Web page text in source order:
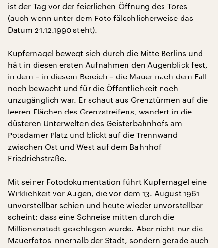
ist der Tag vor der feierlichen Öffnung des Tores
(auch wenn unter dem Foto fälschlicherweise das
Datum 21.12.1990 steht).
Kupfernagel bewegt sich durch die Mitte Berlins und
hält in diesen ersten Aufnahmen den Augenblick fest,
in dem – in diesem Bereich – die Mauer nach dem Fall
noch bewacht und für die Öffentlichkeit noch
unzugänglich war. Er schaut aus Grenztürmen auf die
leeren Flächen des Grenzstreifens, wandert in die
düsteren Unterwelten des Geisterbahnhofs am
Potsdamer Platz und blickt auf die Trennwand
zwischen Ost und West auf dem Bahnhof
Friedrichstraße.
Mit seiner Fotodokumentation führt Kupfernagel eine
Wirklichkeit vor Augen, die vor dem 13. August 1961
unvorstellbar schien und heute wieder unvorstellbar
scheint: dass eine Schneise mitten durch die
Millionenstadt geschlagen wurde. Aber nicht nur die
Mauerfotos innerhalb der Stadt, sondern gerade auch